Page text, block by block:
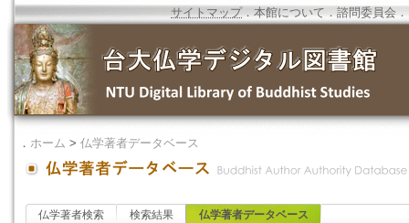
サイトマップ．本館について ．諮問委員会 ．
． ホーム > 仏学著者データベース
仏学著者検索 検索結果 仏学著者データベース